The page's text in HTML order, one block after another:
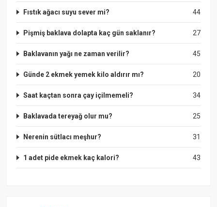
44
Fıstık ağacı suyu sever mi?
27
Pişmiş baklava dolapta kaç gün saklanır?
45
Baklavanın yağı ne zaman verilir?
20
Günde 2 ekmek yemek kilo aldırır mı?
34
Saat kaçtan sonra çay içilmemeli?
25
Baklavada tereyağ olur mu?
31
Nerenin sütlacı meşhur?
43
1 adet pide ekmek kaç kalori?